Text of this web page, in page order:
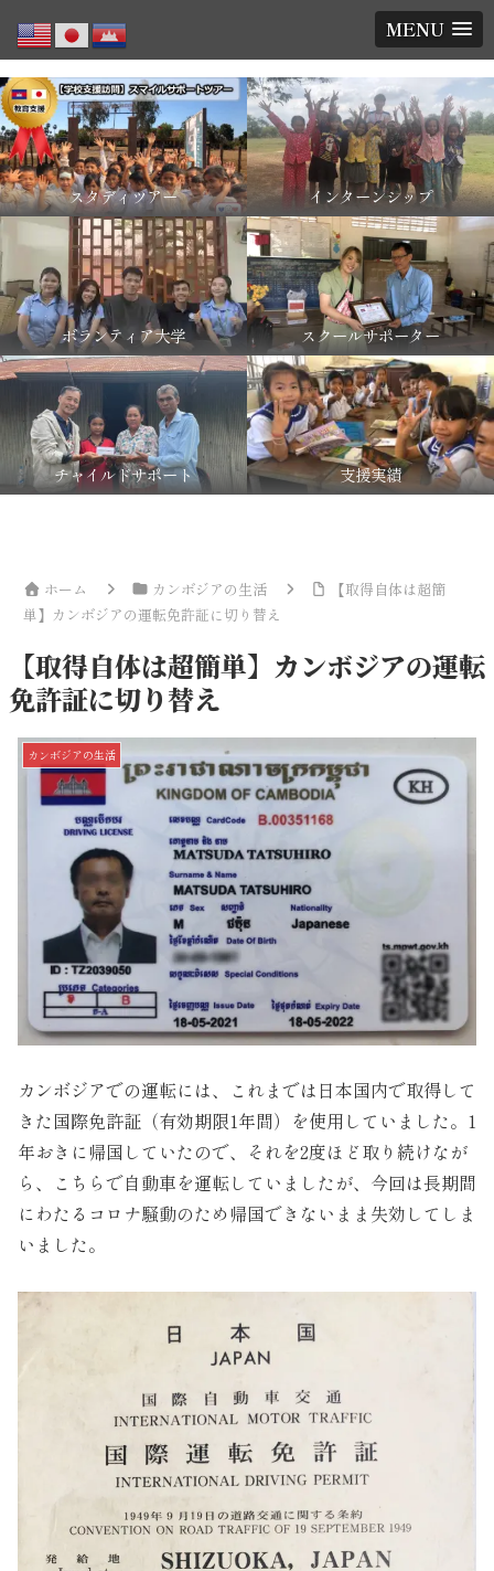
MENU
スタディツアー インターンシップ
ボランティア大学 スクールサポーター
チャイルドサポート 支援実績
ホーム カンボジアの生活
【取得自体は超簡
単】カンボジアの運転免許証に切り替え
【取得自体は超簡単】カンボジアの運転
免許証に切り替え
カンボジアの生活
カンボジアでの運転には、これまでは日本国内で取得して
きた国際免許証（有効期限1年間）を使用していました。1
年おきに帰国していたので、それを2度ほど取り続けなが
ら、こちらで自動車を運転していましたが、今回は長期間
にわたるコロナ騒動のため帰国できないまま失効してしま
いました。